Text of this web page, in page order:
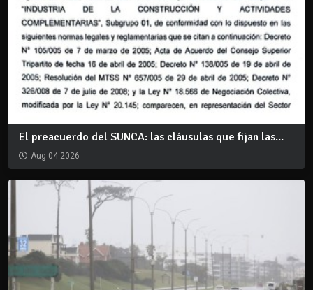
El preacuerdo del SUNCA: las cláusulas que fijan las...
Aug 04 2026